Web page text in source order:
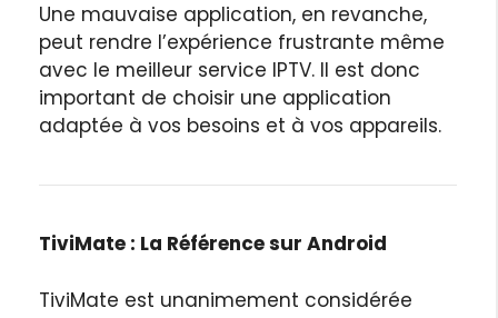
Une mauvaise application, en revanche,
peut rendre l’expérience frustrante même
avec le meilleur service IPTV. Il est donc
important de choisir une application
adaptée à vos besoins et à vos appareils.
TiviMate : La Référence sur Android
TiviMate est unanimement considérée